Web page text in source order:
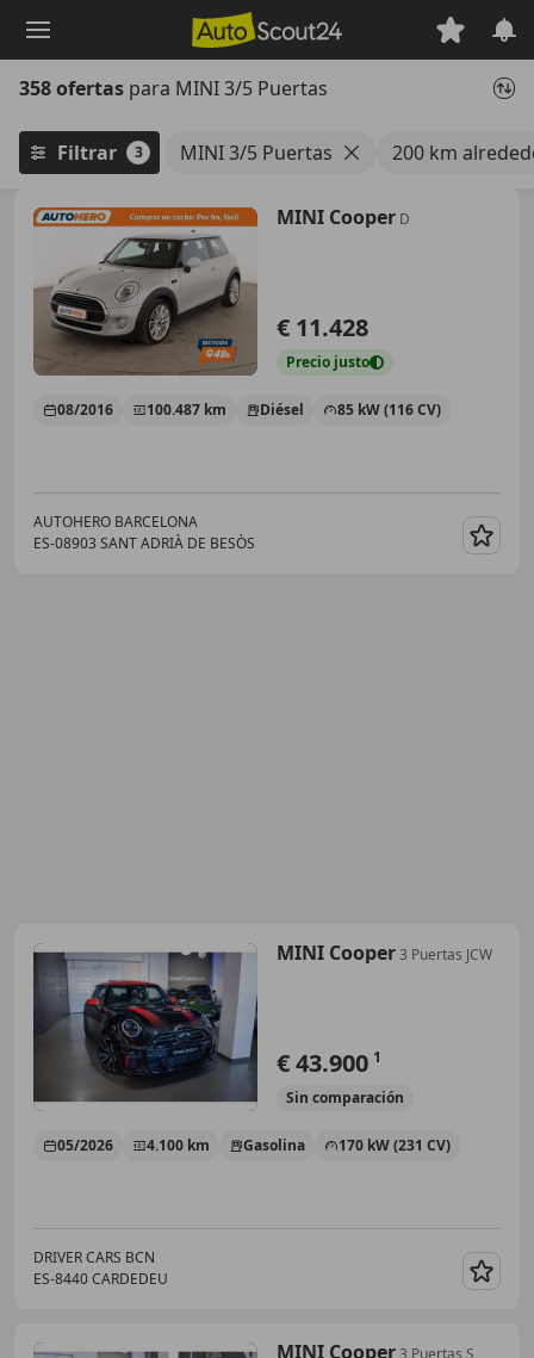
principal
358 ofertas para MINI 3/5 Puertas
Filtrar 3 MINI 3/5 Puertas 200 km
MINI Cooper D
€ 11.428
Precio justo
08/2016 100.487 km Diésel 85 kW (116 CV)
AUTOHERO BARCELONA
ES-08903 SANT ADRIÀ DE BESÒS
MINI Cooper3 Puertas JCW
€ 43.900 1
Sin comparación
05/2026 4.100 km Gasolina 170 kW (231 CV)
DRIVER CARS BCN
ES-8440 CARDEDEU
MINI Cooper3 Puertas S